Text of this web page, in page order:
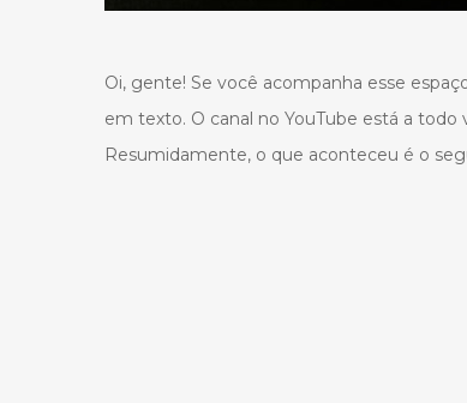
Oi, gente! Se você acompanha esse
em texto. O canal no YouTube está a
Resumidamente, o que aconteceu é o